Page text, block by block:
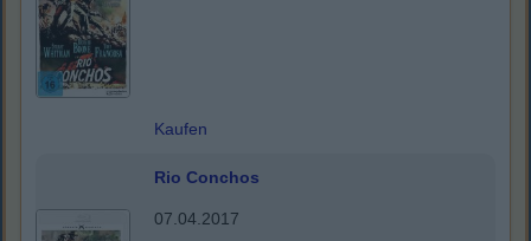
Kaufen
Rio Conchos
07.04.2017